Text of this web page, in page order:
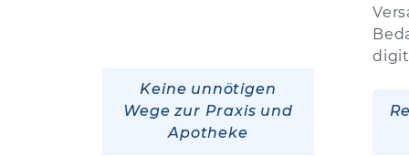
Keine unnötigen
Wege zur Praxis und
Apotheke